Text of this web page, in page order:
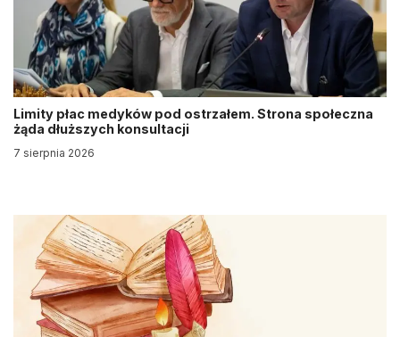
Limity płac medyków pod ostrzałem. Strona społeczna
żąda dłuższych konsultacji
7 sierpnia 2026